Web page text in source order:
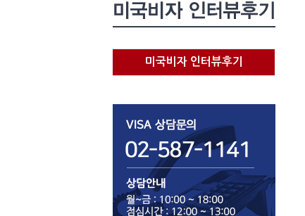
미국비자 인터뷰후기